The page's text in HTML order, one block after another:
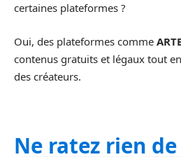
certaines plateformes ?
Oui, des plateformes comme
contenus gratuits et légaux tout
des créateurs.
Ne ratez rien